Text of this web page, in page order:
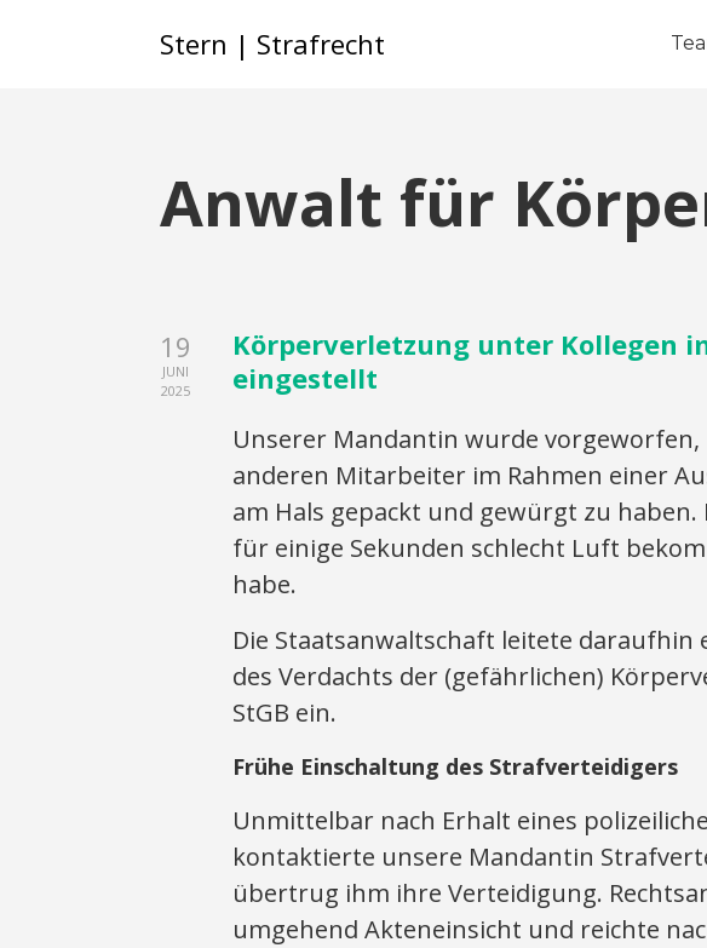
Stern | Strafrecht
Anwalt für
19
JUNI
2025
Körperverletzung unter Kollegen
eingestellt
Unserer Mandantin wurde
anderen Mitarbeiter im Rahmen einer
am Hals gepackt und gewürgt zu
für einige Sekunden schlecht Luft
habe.
Die Staatsanwaltschaft leitete
des Verdachts der (gefährlichen)
StGB ein.
Frühe Einschaltung des Strafverteidigers
Unmittelbar nach Erhalt eines
kontaktierte unsere Mandantin
übertrug ihm ihre Verteidigung.
umgehend Akteneinsicht und reichte